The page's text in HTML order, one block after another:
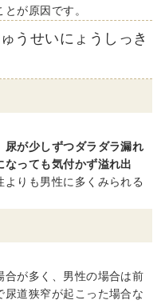
が原因です。
うせいにょうしっき
尿が少しずつダラダラ漏れ
っても気付かず溢れ出
よりも男性に多くみられる
合が多く、男性の場合は前
尿道狭窄が起こった場合な